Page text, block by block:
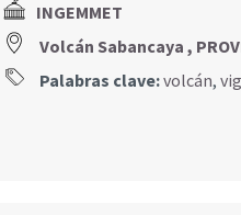
INGEMMET
Volcán Sabancaya ,
Palabras clave:volcán,